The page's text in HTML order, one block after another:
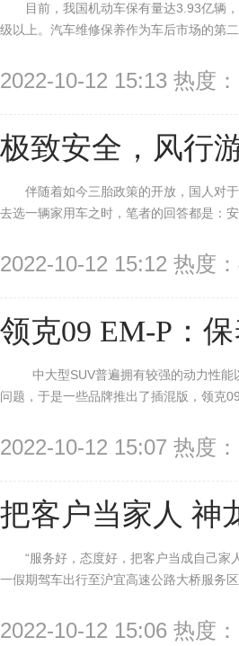
目前，我国机动车保有量达3.93亿辆
级以上。汽车维修保养作为车后市场的第
2022-10-12 15:13 热度
极致安全，风行
伴随着如今三胎政策的开放，国人对
去选一辆家用车之时，笔者的回答都是：
2022-10-12 15:12 热度
领克09 EM-P：
中大型SUV普遍拥有较强的动力性
问题，于是一些品牌推出了插混版，领克
2022-10-12 15:07 热度
把客户当家人 神
“服务好，态度好，把客户当成自己
一假期驾车出行至沪宜高速公路大桥服务
2022-10-12 15:06 热度